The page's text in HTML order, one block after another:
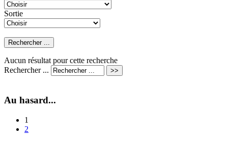
Sortie
Aucun résultat pour cette recherche
Rechercher ...
Au hasard...
1
2